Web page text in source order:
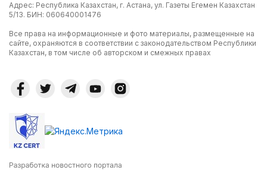
Адрес: Республика Казахстан, г. Астана, ул. Газеты Егемен Казахстан
5/13. БИН: 060640001476
Все права на информационные и фото материалы, размещенные на
сайте, охраняются в соответствии с законодательством Республики
Казахстан, в том числе об авторском и смежных правах